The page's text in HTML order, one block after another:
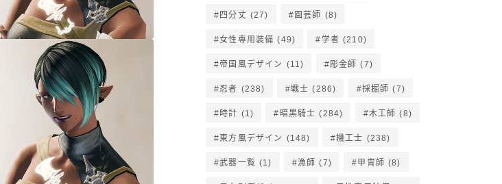
四分丈 (27) 園芸師 (8)
女性専用装備 (49) 学者 (210)
帝国風デザイン (11) 彫金師 (7)
忍者 (238) 戦士 (286) 採掘師 (7)
時計 (1) 暗黒騎士 (284) 木工師 (8)
東方風デザイン (148) 機工士 (238)
武器一覧 (1) 漁師 (7) 甲冑師 (8)